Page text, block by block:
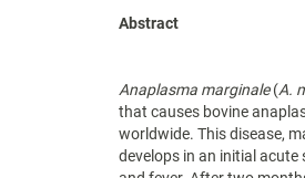
Abstract
Anaplasma marginale(A.
that causes bovine
worldwide. This disease,
develops in an initial